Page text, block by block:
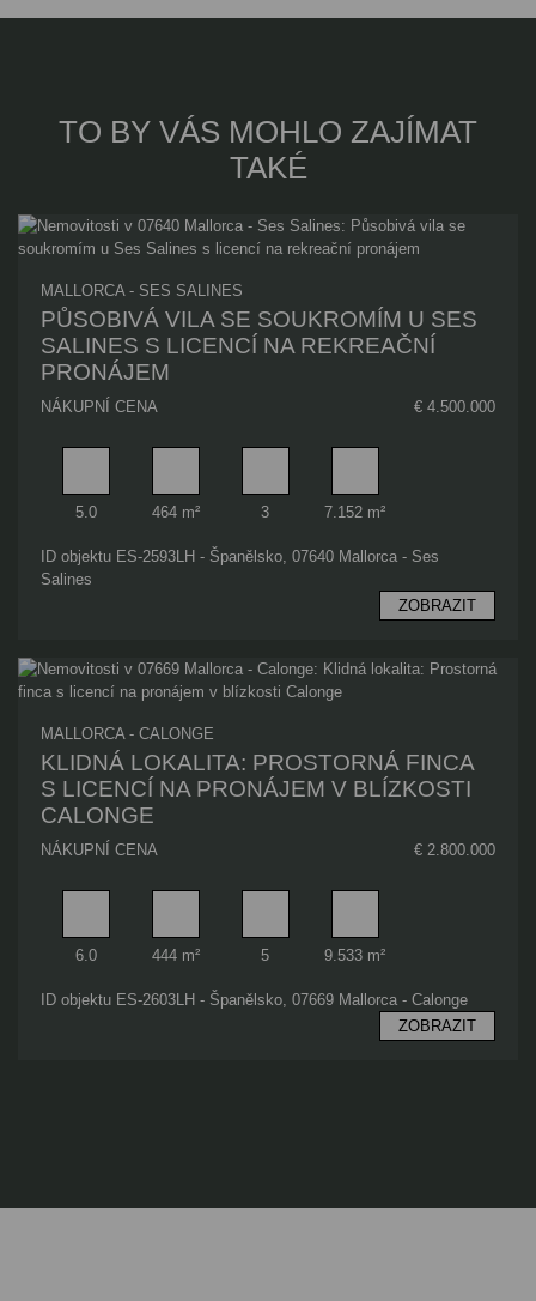
TO BY VÁS MOHLO ZAJÍMAT
TAKÉ
MALLORCA - SES SALINES
PŮSOBIVÁ VILA SE SOUKROMÍM U SES
SALINES S LICENCÍ NA REKREAČNÍ
PRONÁJEM
NÁKUPNÍ CENA € 4.500.000
Pokoj
5.0
Obytný prostor
464 m²
Koupelna
3
Plocha pozemku
7.152 m²
ID objektu ES-2593LH - Španělsko, 07640 Mallorca - Ses
Salines
ZOBRAZIT
MALLORCA - CALONGE
KLIDNÁ LOKALITA: PROSTORNÁ FINCA
S LICENCÍ NA PRONÁJEM V BLÍZKOSTI
CALONGE
NÁKUPNÍ CENA € 2.800.000
Pokoj
6.0
Obytný prostor
444 m²
Koupelna
5
Plocha pozemku
9.533 m²
ID objektu ES-2603LH - Španělsko, 07669 Mallorca - Calonge
ZOBRAZIT